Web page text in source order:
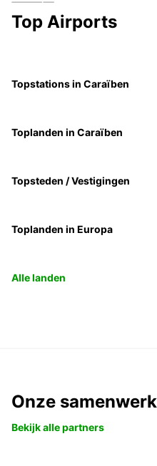
Top Airports
Topstations in Caraïben
Toplanden in Caraïben
Topsteden / Vestigingen
Toplanden in Europa
Alle landen
Onze
Bekijk alle partners